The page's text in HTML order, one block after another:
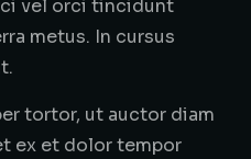
vel orci tincidunt
metus. In cursus
tortor, ut auctor diam
ex et dolor tempor